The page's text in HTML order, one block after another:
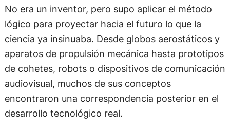
No era un inventor, pero supo aplicar el método
lógico para proyectar hacia el futuro lo que la
ciencia ya insinuaba. Desde globos aerostáticos y
aparatos de propulsión mecánica hasta prototipos
de cohetes, robots o dispositivos de comunicación
audiovisual, muchos de sus conceptos
encontraron una correspondencia posterior en el
desarrollo tecnológico real.